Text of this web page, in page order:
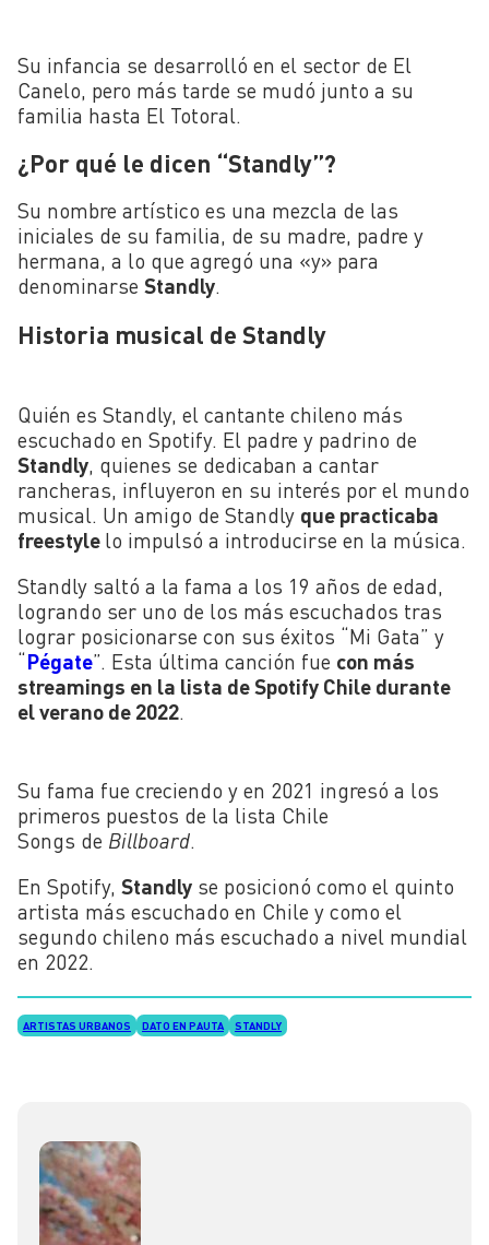
Su infancia se desarrolló en el sector de El
Canelo, pero más tarde se mudó junto a su
familia hasta El Totoral.
¿Por qué le dicen “Standly”?
Su nombre artístico es una mezcla de las
iniciales de su familia, de su madre, padre y
hermana, a lo que agregó una «y» para
denominarse Standly.
Historia musical de Standly
Quién es Standly, el cantante chileno más
escuchado en Spotify. El padre y padrino de
Standly, quienes se dedicaban a cantar
rancheras, influyeron en su interés por el mundo
musical. Un amigo de Standly que practicaba
freestyle lo impulsó a introducirse en la música.
Standly saltó a la fama a los 19 años de edad,
logrando ser uno de los más escuchados tras
lograr posicionarse con sus éxitos “Mi Gata” y
“Pégate”. Esta última canción fue con más
streamings en la lista de Spotify Chile durante
el verano de 2022.
Su fama fue creciendo ​y en 2021 ingresó a los
primeros puestos de la lista Chile
Songs de Billboard.
En Spotify, Standly se posicionó como el quinto
artista más escuchado en Chile y como el
segundo chileno más escuchado a nivel mundial
en 2022.
ARTISTAS URBANOS DATO EN PAUTA STANDLY